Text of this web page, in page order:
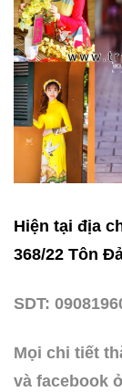
Hiện tại địa
368/22 Tôn
SDT:
Mọi chi tiết
và facebook